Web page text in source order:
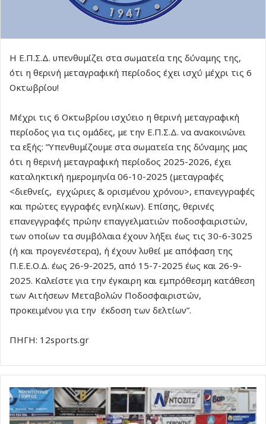
Η Ε.Π.Σ.Δ. υπενθυμίζει στα σωματεία της δύναμης της,
ότι η θερινή μεταγραφική περίοδος έχει ισχύ μέχρι τις 6
Οκτωβρίου!
Μέχρι τις 6 Οκτωβρίου ισχύειο η θερινή μεταγραφική
περίοδος για τις ομάδες, με την Ε.Π.Σ.Δ. να ανακοινώνει
τα εξής: ”Υπενθυμίζουμε στα σωματεία της δύναμης μας
ότι η θερινή μεταγραφική περίοδος 2025-2026, έχει
καταληκτική ημερομηνία 06-10-2025 (μεταγραφές
<διεθνείς, εγχώριες & ορισμένου χρόνου>, επανεγγραφές
και πρώτες εγγραφές ενηλίκων). Επίσης, θερινές
επανεγγραφές πρώην επαγγελματιών ποδοσφαιριστών,
των οποίων τα συμβόλαια έχουν λήξει έως τις 30-6-3025
(ή και προγενέστερα), ή έχουν λυθεί με απόφαση της
Π.Ε.Ε.Ο.Δ. έως 26-9-2025, από 15-7-2025 έως και 26-9-
2025. Καλείστε για την έγκαιρη και εμπρόθεσμη κατάθεση
των Αιτήσεων Μεταβολών Ποδοσφαιριστών,
προκειμένου για την έκδοση των δελτίων”.
ΠΗΓΗ: 12sports.gr
Αρχίζει
σήμερα
η